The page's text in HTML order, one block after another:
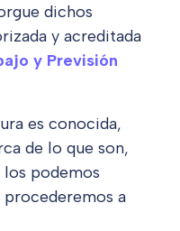
dichos
y acreditada
y Previsión
es conocida,
de lo que son,
podemos
a